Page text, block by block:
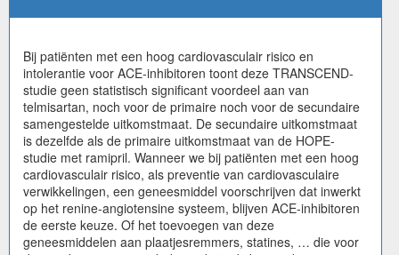
Bij patiënten met een hoog cardiovasculair risico en
intolerantie voor ACE-inhibitoren toont deze TRANSCEND-
studie geen statistisch significant voordeel aan van
telmisartan, noch voor de primaire noch voor de secundaire
samengestelde uitkomstmaat. De secundaire uitkomstmaat
is dezelfde als de primaire uitkomstmaat van de HOPE-
studie met ramipril. Wanneer we bij patiënten met een hoog
cardiovasculair risico, als preventie van cardiovasculaire
verwikkelingen, een geneesmiddel voorschrijven dat inwerkt
op het renine-angiotensine systeem, blijven ACE-inhibitoren
de eerste keuze. Of het toevoegen van deze
geneesmiddelen aan plaatjesremmers, statines, … die voor